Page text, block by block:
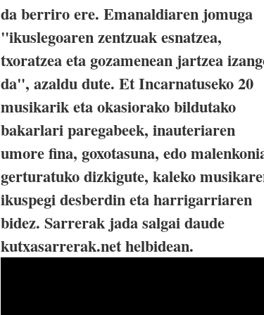
da berriro ere. Emanaldiaren jomuga
"ikuslegoaren zentzuak esnatzea,
txoratzea eta gozamenean jartzea
da", azaldu dute. Et Incarnatuseko 20
musikarik eta okasiorako bildutako
bakarlari paregabeek, inauteriaren
umore fina, goxotasuna, edo
gerturatuko dizkigute, kaleko
ikuspegi desberdin eta harrigarriaren
bidez. Sarrerak jada salgai daude
kutxasarrerak.net helbidean.